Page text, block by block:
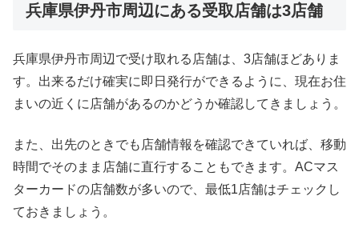
兵庫県伊丹市周辺にある受取店舗は3店舗
兵庫県伊丹市周辺で受け取れる店舗は、3店舗ほどありま
す。出来るだけ確実に即日発行ができるように、現在お住
まいの近くに店舗があるのかどうか確認してきましょう。
また、出先のときでも店舗情報を確認できていれば、移動
時間でそのまま店舗に直行することもできます。ACマス
ターカードの店舗数が多いので、最低1店舗はチェックし
ておきましょう。